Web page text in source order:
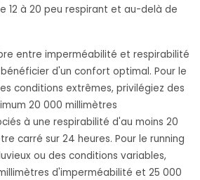
12 à 20 peu respirant et au-delà de
entre imperméabilité et respirabilité
d'un confort optimal. Pour le
conditions extrêmes, privilégiez des
20 000 millimètres
à une respirabilité d'au moins 20
carré sur 24 heures. Pour le running
ou des conditions variables,
d'imperméabilité et 25 000